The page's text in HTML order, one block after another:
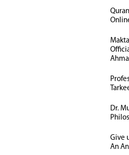
Dr.
Give
An